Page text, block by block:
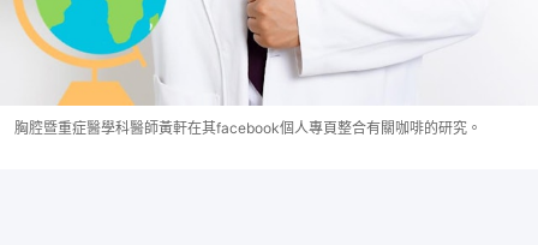
胸腔暨重症醫學科醫師黃軒在其facebook個人專頁整合有關咖啡的研究。